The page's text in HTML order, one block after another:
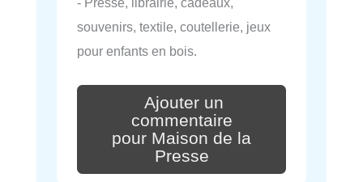
souvenirs, textile, coutellerie, jeux
pour enfants en bois.
Ajouter un
commentaire
pour Maison de la
Presse